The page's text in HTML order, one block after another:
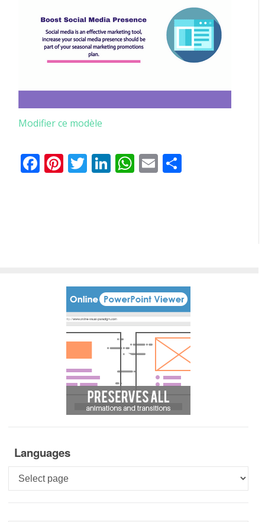
Modifier ce modèle
Facebook
Pinterest
Twitter
LinkedIn
WhatsApp
Email
Languages
Languages